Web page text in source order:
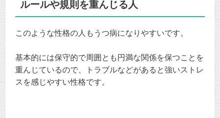
ルールや規則を重んじる人
このような性格の人もうつ病になりやすいです。
基本的には保守的で周囲とも円満な関係を保つことを
重んじているので、トラブルなどがあると強いストレ
スを感じやすい性格です。